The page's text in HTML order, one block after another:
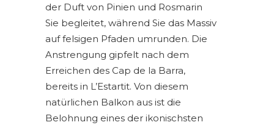
der Duft von Pinien und Rosmarin
Sie begleitet, während Sie das Massiv
auf felsigen Pfaden umrunden. Die
Anstrengung gipfelt nach dem
Erreichen des Cap de la Barra,
bereits in L’Estartit. Von diesem
natürlichen Balkon aus ist die
Belohnung eines der ikonischsten